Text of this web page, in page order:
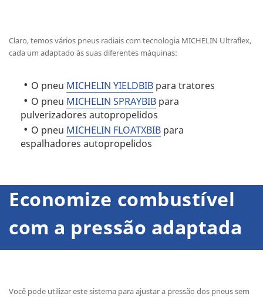
Claro, temos vários pneus radiais com tecnologia MICHELIN Ultraflex,
cada um adaptado às suas diferentes máquinas:
O pneu MICHELIN YIELDBIB para tratores
O pneu MICHELIN SPRAYBIB para
pulverizadores autopropelidos
O pneu MICHELIN FLOATXBIB para
espalhadores autopropelidos
Economize combustível
com a pressão adaptada
Você pode utilizar este sistema para ajustar a pressão dos pneus sem